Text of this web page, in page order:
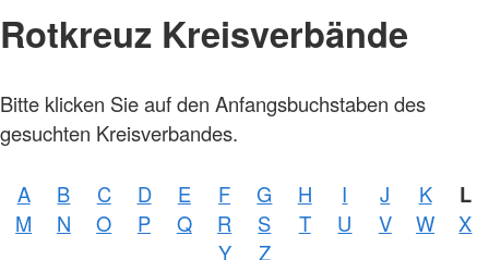
Rotkreuz Kreisverbände
Bitte klicken Sie auf den Anfangsbuchstaben des
gesuchten Kreisverbandes.
A B C D E F G H I J K L
M N O P Q R S T U V W
X
Y
Z